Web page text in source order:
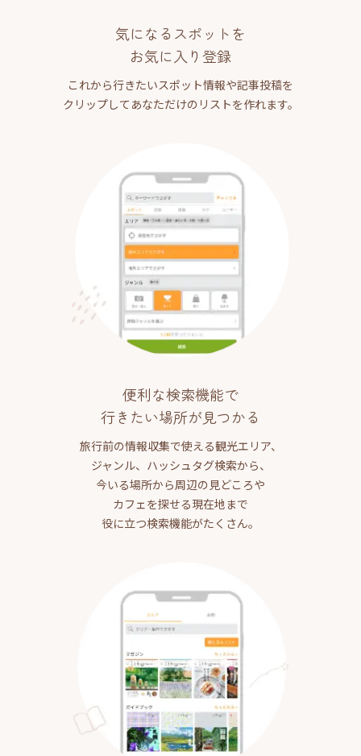
気になるスポットを
お気に入り登録
これから行きたいスポット情報や記事投稿を
クリップしてあなただけのリストを作れます。
便利な検索機能で
行きたい場所が見つかる
旅行前の情報収集で使える観光エリア、
ジャンル、ハッシュタグ検索から、
今いる場所から周辺の見どころや
カフェを探せる現在地まで
役に立つ検索機能がたくさん。